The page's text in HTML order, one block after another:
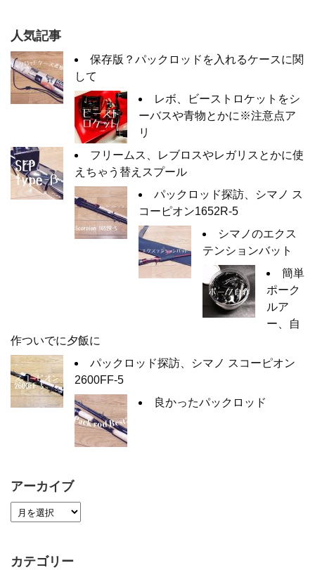
人気記事
保存版？パックロッドを入れるケースに関
して
レボ、ビーストロケットをシ
ーバスや青物とかに※注意点ア
リ
フリームス、レブロスやレガリスとかに使
えちゃう替えスプール
パックロッド探訪、シマノ ス
コーピオン1652R-5
シマノのエクス
テンションバット
簡単
ポーク
ルア
ー、自
作ついでに夕飯に
パックロッド探訪、シマノ スコーピオン
2600FF-5
良かったパックロッド
アーカイブ
カテゴリー